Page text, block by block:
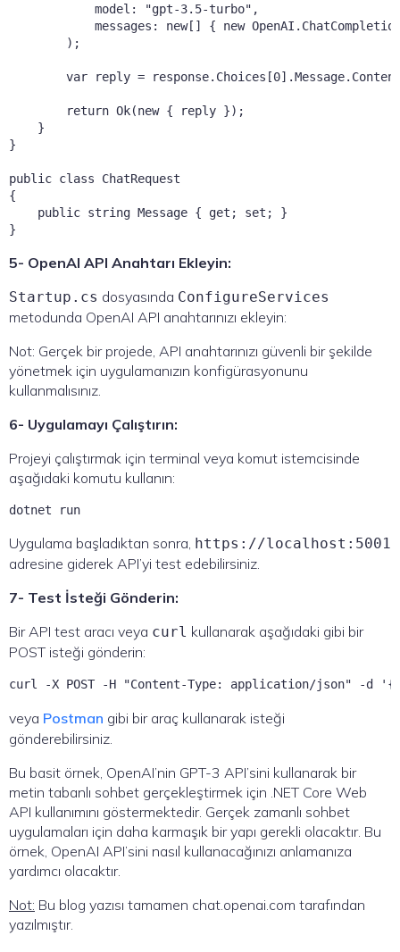
            model: "gpt-3.5-turbo",
messages: new[] { new
        );
var reply =
        return Ok(new { reply });
    }
}
public class ChatRequest
{
    public string Message { get; set; }
5- OpenAI API Anahtarı Ekleyin:
Startup.cs dosyasında ConfigureServices
metodunda OpenAI API anahtarınızı ekleyin:
Not: Gerçek bir projede, API anahtarınızı güvenli bir şekilde
yönetmek için uygulamanızın konfigürasyonunu
kullanmalısınız.
6- Uygulamayı Çalıştırın:
Projeyi çalıştırmak için terminal veya komut istemcisinde
aşağıdaki komutu kullanın:
dotnet run
Uygulama başladıktan sonra, https://localhost:5001
adresine giderek API’yi test edebilirsiniz.
7- Test İsteği Gönderin:
Bir API test aracı veya curl kullanarak aşağıdaki gibi bir
POST isteği gönderin:
veya Postman gibi bir araç kullanarak isteği
gönderebilirsiniz.
Bu basit örnek, OpenAI’nin GPT-3 API’sini kullanarak bir
metin tabanlı sohbet gerçekleştirmek için .NET Core Web
API kullanımını göstermektedir. Gerçek zamanlı sohbet
uygulamaları için daha karmaşık bir yapı gerekli olacaktır. Bu
örnek, OpenAI API’sini nasıl kullanacağınızı anlamanıza
yardımcı olacaktır.
Not: Bu blog yazısı tamamen chat.openai.com tarafından
yazılmıştır.